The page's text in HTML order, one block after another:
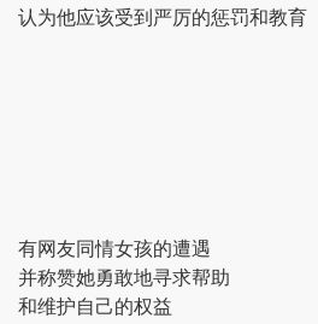
认为他应该受到严厉的惩罚和教育
有网友同情女孩的遭遇
并称赞她勇敢地寻求帮助
和维护自己的权益